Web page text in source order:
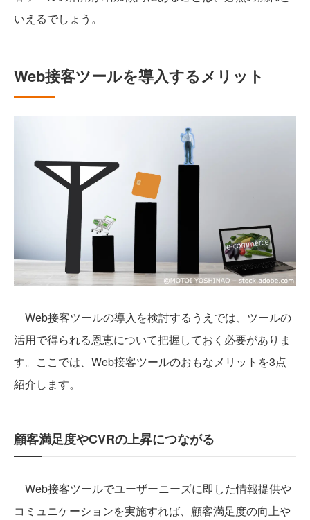
いえるでしょう。
Web接客ツールを導入するメリット
Web接客ツールの導入を検討するうえでは、ツールの
活用で得られる恩恵について把握しておく必要がありま
す。ここでは、Web接客ツールのおもなメリットを3点
紹介します。
顧客満足度やCVRの上昇につながる
Web接客ツールでユーザーニーズに即した情報提供や
コミュニケーションを実施すれば、顧客満足度の向上や